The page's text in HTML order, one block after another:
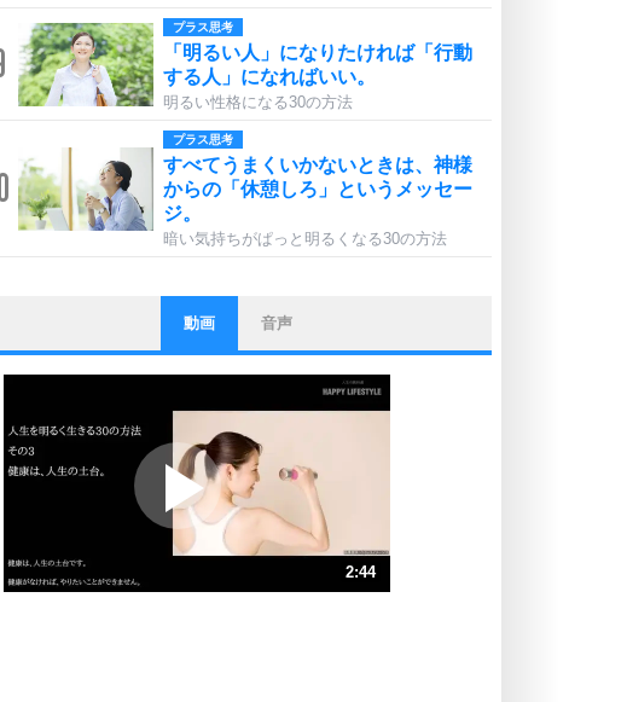
プラス思考
「明るい人」になりたければ「行動
する人」になればいい。
明るい性格になる30の方法
プラス思考
すべてうまくいかないときは、神様
からの「休憩しろ」というメッセー
ジ。
暗い気持ちがぱっと明るくなる30の方法
ストレス対策
他人と比べない。
いっそのこと、他人を見ない。
プラス思考
ポジティブになれない原因は、行動
しないから。
ポジティブ思考になる30の方法
3
ストレス対策
動画 音声
2:44